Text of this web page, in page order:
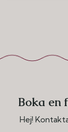
Boka en
Hej!